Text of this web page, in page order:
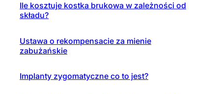
Ile kosztuje kostka brukowa w zależności od
składu?
Ustawa o rekompensacie za mienie
zabużańskie
Implanty zygomatyczne co to jest?